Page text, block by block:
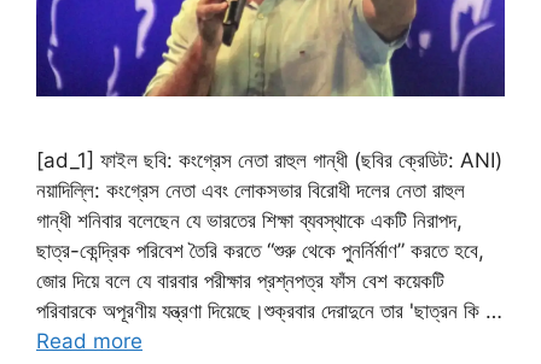
[ad_1] ফাইল ছবি: কংগ্রেস নেতা রাহুল গান্ধী (ছবির ক্রেডিট: ANI)
নয়াদিল্লি: কংগ্রেস নেতা এবং লোকসভার বিরোধী দলের নেতা রাহুল
গান্ধী শনিবার বলেছেন যে ভারতের শিক্ষা ব্যবস্থাকে একটি নিরাপদ,
ছাত্র-কেন্দ্রিক পরিবেশ তৈরি করতে “শুরু থেকে পুনর্নির্মাণ” করতে হবে,
জোর দিয়ে বলে যে বারবার পরীক্ষার প্রশ্নপত্র ফাঁস বেশ কয়েকটি
পরিবারকে অপূরণীয় যন্ত্রণা দিয়েছে।শুক্রবার দেরাদুনে তার 'ছাত্রন কি …
Read more